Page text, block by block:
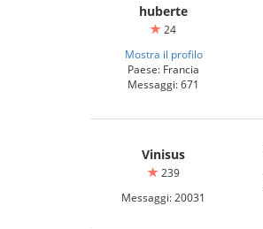
huberte
24
Mostra il profilo
Paese: Francia
Messaggi: 671
Vinisus
239
Messaggi: 20031